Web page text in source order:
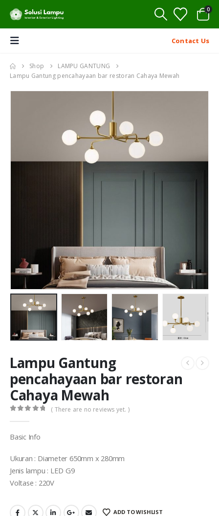
0
Contact Us
Shop
LAMPU GANTUNG
Lampu Gantung pencahayaan bar restoran Cahaya Mewah
Lampu Gantung
pencahayaan bar restoran
Cahaya Mewah
( There are no reviews yet. )
Basic Info
Ukuran : Diameter 650mm x 280mm
Jenis lampu : LED G9
Voltase : 220V
ADD TO WISHLIST